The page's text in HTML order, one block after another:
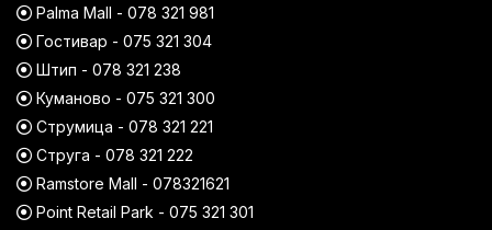
Palma Mall - 078 321 981
Гостивар - 075 321 304
Штип - 078 321 238
Куманово - 075 321 300
Струмица - 078 321 221
Струга - 078 321 222
Ramstore Mall - 078321621
Point Retail Park - 075 321 301